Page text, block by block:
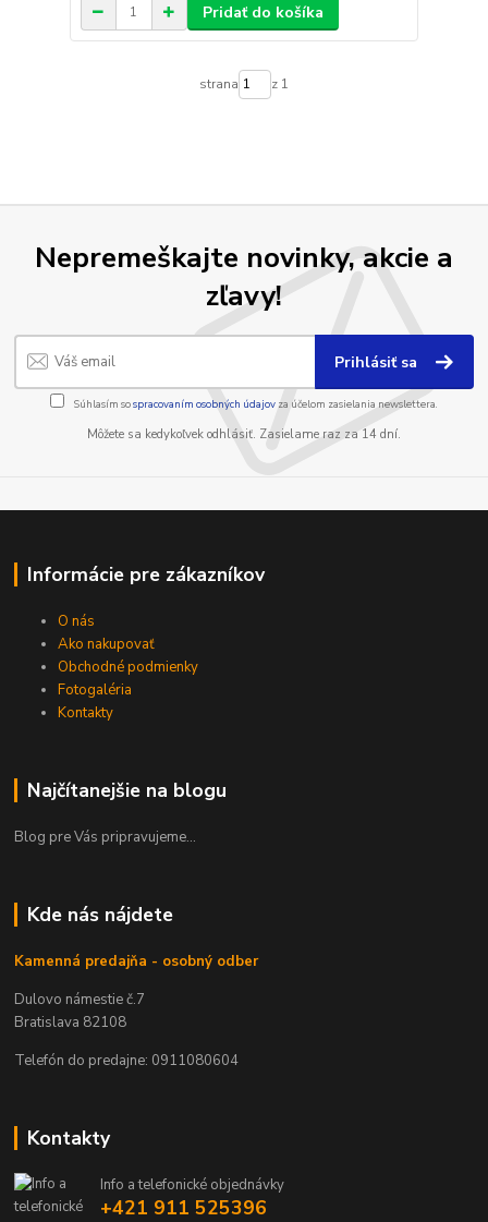
Pridať do košíka
strana z 1
Nepremeškajte novinky, akcie a
zľavy!
Prihlásiť sa
Súhlasím sospracovaním osobných údajov za účelom zasielania newslettera.
Môžete sa kedykoľvek odhlásiť. Zasielame raz za 14 dní.
Informácie pre zákazníkov
O nás
Ako nakupovať
Obchodné podmienky
Fotogaléria
Kontakty
Najčítanejšie na blogu
Blog pre Vás pripravujeme...
Kde nás nájdete
Kamenná predajňa - osobný odber
Dulovo námestie č.7
Bratislava 82108
Telefón do predajne: 0911080604
Kontakty
Info a telefonické objednávky
+421 911 525396